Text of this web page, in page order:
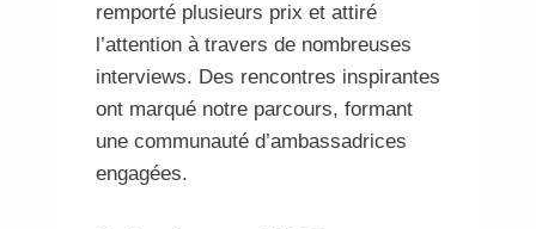
remporté plusieurs prix et attiré
l’attention à travers de nombreuses
interviews. Des rencontres inspirantes
ont marqué notre parcours, formant
une communauté d’ambassadrices
engagées.